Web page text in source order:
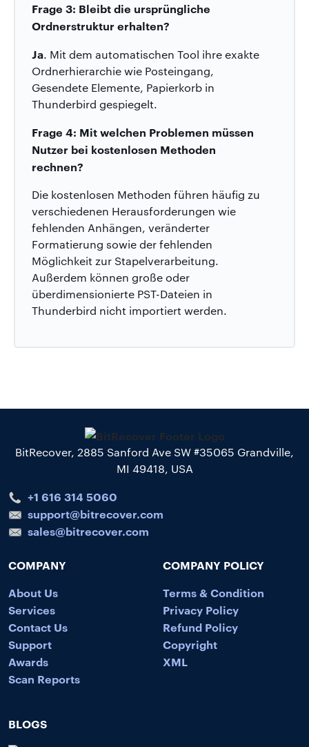
Frage 3: Bleibt die ursprüngliche
Ordnerstruktur erhalten?
Ja. Mit dem automatischen Tool ihre exakte
Ordnerhierarchie wie Posteingang,
Gesendete Elemente, Papierkorb in
Thunderbird gespiegelt.
Frage 4: Mit welchen Problemen müssen
Nutzer bei kostenlosen Methoden
rechnen?
Die kostenlosen Methoden führen häufig zu
verschiedenen Herausforderungen wie
fehlenden Anhängen, veränderter
Formatierung sowie der fehlenden
Möglichkeit zur Stapelverarbeitung.
Außerdem können große oder
überdimensionierte PST-Dateien in
Thunderbird nicht importiert werden.
BitRecover, 2885 Sanford Ave SW #35065 Grandville,
MI 49418, USA
+1 616 314 5060
support@bitrecover.com
sales@bitrecover.com
COMPANY
About Us
Services
Contact Us
Support
Awards
Scan Reports
COMPANY POLICY
Terms & Condition
Privacy Policy
Refund Policy
Copyright
XML
BLOGS